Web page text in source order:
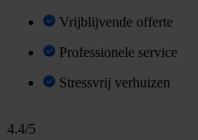
Vrijblijvende offerte
Professionele service
Stressvrij verhuizen
4.4/5